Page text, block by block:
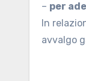
– per
In
avvalgo